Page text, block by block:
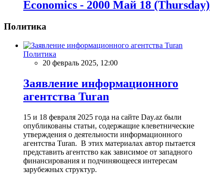
Economics - 2000 Май 18 (Thursday)
Политика
Политика
20 февраль 2025, 12:00
Заявление информационного
агентства Turan
15 и 18 февраля 2025 года на сайте Day.az были
опубликованы статьи, содержащие клеветнические
утверждения о деятельности информационного
агентства Turan. В этих материалах автор пытается
представить агентство как зависимое от западного
финансирования и подчиняющееся интересам
зарубежных структур.